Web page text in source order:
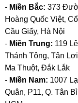
- Miền Bắc: 373
Hoàng Quốc Việt,
Cầu Giấy, Hà Nội
- Miền Trung: 119 Lê
Thánh Tông, Tân
Ma Thuột, Đắk Lắk
- Miền Nam: 1007
Quân, P11, Q. Tân